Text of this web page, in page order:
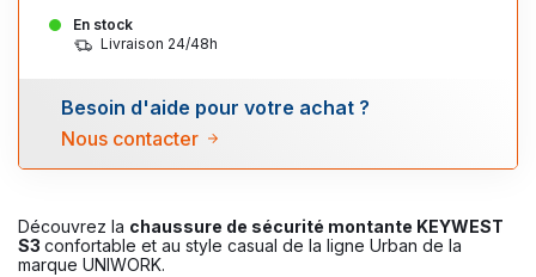
Découvrez la chaussure de sécurité montante KEYWEST
S3 confortable et au style casual de la ligne Urban de la
marque UNIWORK.
En stock
Livraison 24/48h
Besoin d'aide pour votre achat ?
Nous contacter